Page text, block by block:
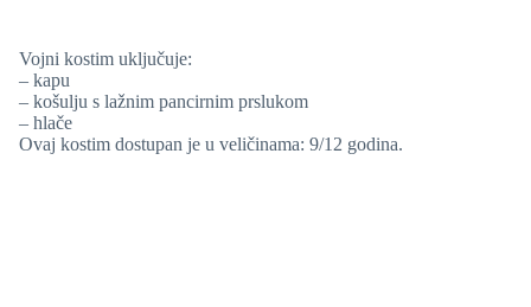
Vojni kostim uključuje:
– kapu
– košulju s lažnim pancirnim prslukom
– hlače
Ovaj kostim dostupan je u veličinama: 9/12 godina.